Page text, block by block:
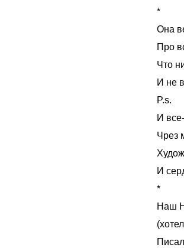
*
Она
Про
Что
И не
P.s.
И
Чрез
И
*
Наш